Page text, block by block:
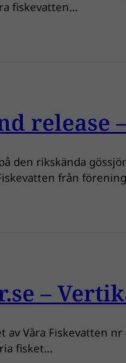
fiskevatten…
release
den rikskända
från
–
av Våra Fiskevatten
fisket…